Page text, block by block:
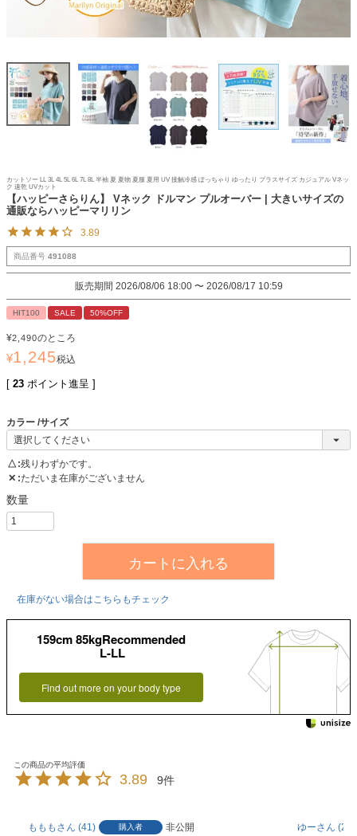
カットソー LL 3L 4L 5L 6L 7L 8L 半袖 夏 夏物 夏服 夏用 UV 接触冷感 ぽっちゃり ゆったり プラスサイズ カジュアル Vネッ
ク 速乾 UVカット
【ハッピーさらりん】 Vネック ドルマン プルオーバー | 大きいサイズの
通販ならハッピーマリリン
3.89
商品番号 491088
販売期間 2026/08/06 18:00 〜 2026/08/17 10:59
HIT100 SALE 50%OFF
¥2,490のところ
¥1,245税込
[ 23 ポイント進呈 ]
カラー サイズ
△ 残りわずかです。
✕ ただいま在庫がございません
カートに入れる
在庫がない場合はこちらもチェック
159cm 85kgRecommended
L-LL
Find out more on your body type
3.89 9
ももも 41 購入者
非公開
ゆー
2